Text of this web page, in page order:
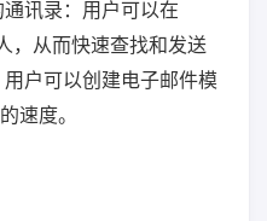
讯录：用户可以在
，从而快速查找和发送
户可以创建电子邮件模
速度。